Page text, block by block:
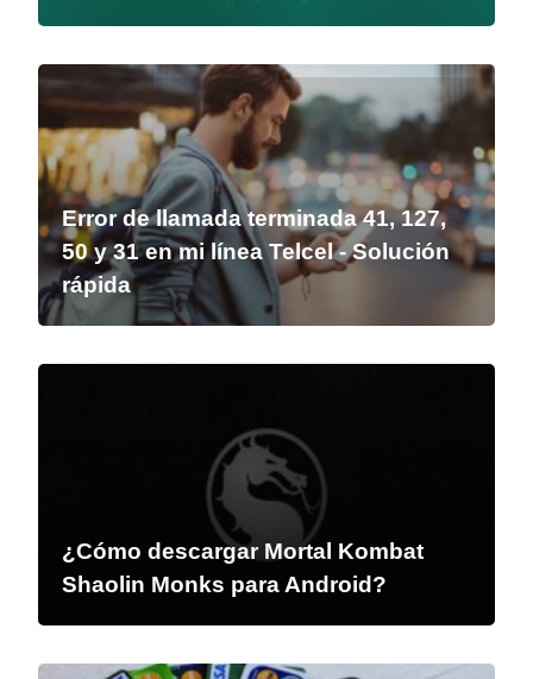
Error de llamada terminada 41, 127,
50 y 31 en mi línea Telcel - Solución
rápida
¿Cómo descargar Mortal Kombat
Shaolin Monks para Android?